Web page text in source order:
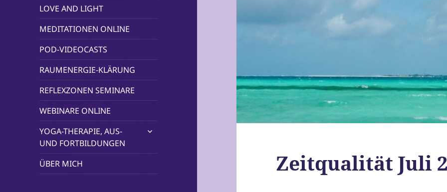
LOVE AND LIGHT
MEDITATIONEN ONLINE
POD-VIDEOCASTS
RAUMENERGIE-KLÄRUNG
REFLEXZONEN SEMINARE
WEBINARE ONLINE
YOGA-THERAPIE, AUS-
UND FORTBILDUNGEN
untermenü
ÜBER MICH Zeitqualität Juli